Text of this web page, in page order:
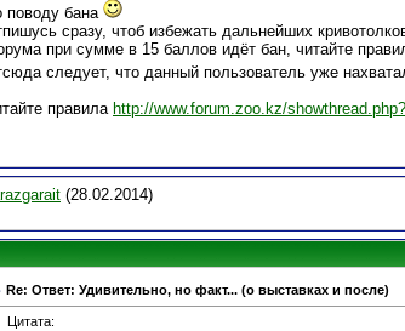
поводу бана
сразу, чтоб избежать дальнейших
при сумме в 15 баллов идёт бан, читайте
следует, что данный пользователь уже
правила http://www.forum.zoo.kz/
(28.02.2014)
Re: Ответ: Удивительно, но факт... (о выставках и после)
Цитата: